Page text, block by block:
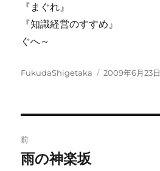
『まぐれ』
『知識経営のすすめ』
ぐへ～
投
FukudaShigetaka
投
2009年6月23日
稿
前
前
雨の神楽坂